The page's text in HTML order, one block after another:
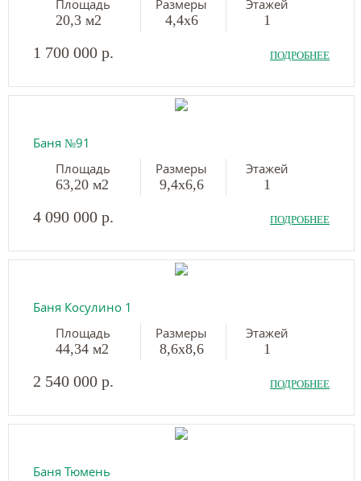
Площадь
20,3 м2
Размеры
4,4х6
Этажей
1
1 700 000 р. ПОДРОБНЕЕ
Баня №91
Площадь
63,20 м2
Размеры
9,4х6,6
Этажей
1
4 090 000 р. ПОДРОБНЕЕ
Баня Косулино 1
Площадь
44,34 м2
Размеры
8,6х8,6
Этажей
1
2 540 000 р. ПОДРОБНЕЕ
Баня Тюмень